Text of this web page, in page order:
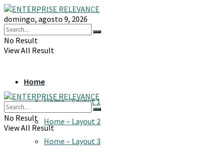
domingo, agosto 9, 2026
No Result
View All Result
Home
Home – Layout 1
Home – Layout 2
Home – Layout 3
No Result
View All Result